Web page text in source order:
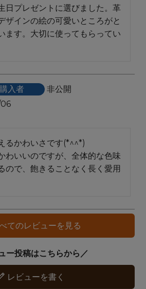
日プレゼントに選びました。革
ザインの絵の可愛いところがと
ます。大切に使ってもらってい
購入者
非公開
るかわいさです(*^^*)
わいいのですが、全体的な色味
ので、飽きることなく長く愛用
てのレビューを見る
レビューを書く